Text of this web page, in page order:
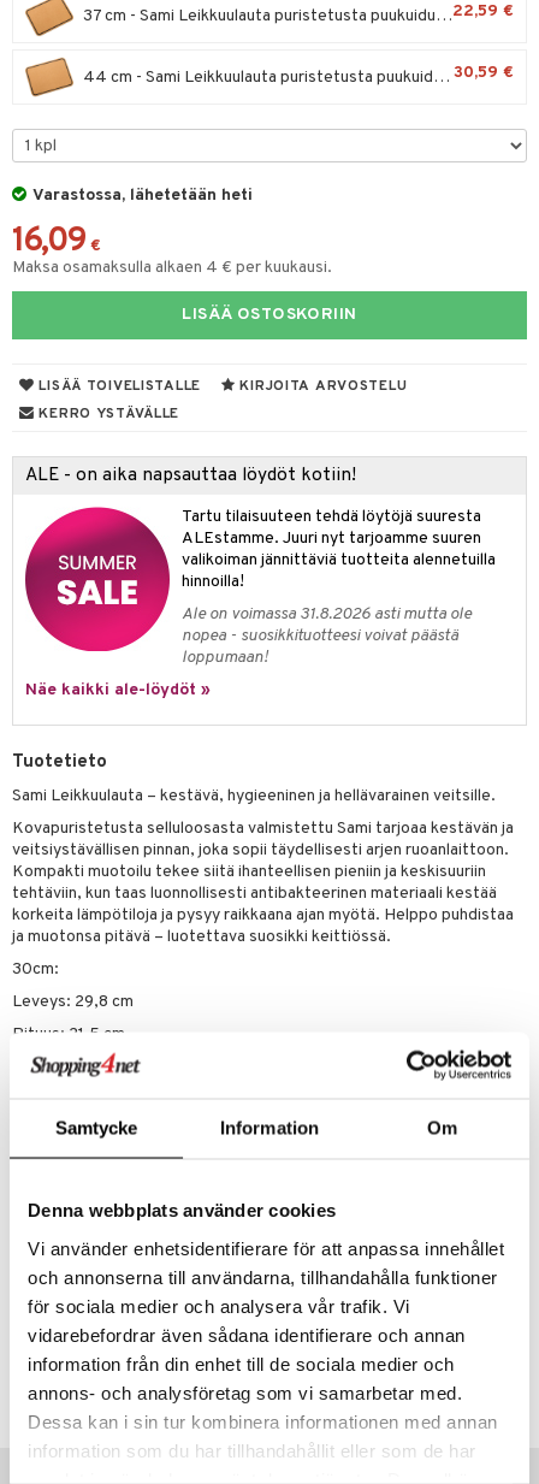
Samtycke Information Om
Denna webbplats använder cookies
Vi använder enhetsidentifierare för att anpassa innehållet
och annonserna till användarna, tillhandahålla funktioner
för sociala medier och analysera vår trafik. Vi
vidarebefordrar även sådana identifierare och annan
information från din enhet till de sociala medier och
annons- och analysföretag som vi samarbetar med.
Dessa kan i sin tur kombinera informationen med annan
information som du har tillhandahållit eller som de har
37 cm - Sami Leikkuulauta puristetusta puukuidusta 22,59 €
44 cm - Sami Leikkuulauta puristetusta puukuidusta 30,59 €
Varastossa, lähetetään heti
16,09 €
Maksa osamaksulla alkaen 4 € per kuukausi.
LISÄÄ OSTOSKORIIN
LISÄÄ TOIVELISTALLE
KIRJOITA ARVOSTELU
KERRO YSTÄVÄLLE
ALE - on aika napsauttaa löydöt kotiin!
Tartu tilaisuuteen tehdä löytöjä suuresta
ALEstamme. Juuri nyt tarjoamme suuren
valikoiman jännittäviä tuotteita alennetuilla
hinnoilla!
Ale on voimassa 31.8.2026 asti mutta ole
nopea - suosikkituotteesi voivat päästä
loppumaan!
Näe kaikki ale-löydöt »
Tuotetieto
Sami Leikkuulauta – kestävä, hygieeninen ja hellävarainen veitsille.
Kovapuristetusta selluloosasta valmistettu Sami tarjoaa kestävän ja
veitsiystävällisen pinnan, joka sopii täydellisesti arjen ruoanlaittoon.
Kompakti muotoilu tekee siitä ihanteellisen pieniin ja keskisuuriin
tehtäviin, kun taas luonnollisesti antibakteerinen materiaali kestää
korkeita lämpötiloja ja pysyy raikkaana ajan myötä. Helppo puhdistaa
ja muotonsa pitävä – luotettava suosikki keittiössä.
30cm:
Leveys: 29,8 cm
Pituus: 21,5 cm
37cm:
Pituus: 27,5cm
44cm:
Hoito-ohjeet: Konepesun kestävä
Tuotenumero
ITY75-30-XX
tarvikkeita
tekstiilit
koristelu
Saalit
& Tyynyliinat
& Peitot
& Korit
& Veistokset
Art
& Lyhdyt
& Hyllyt
& Koukut
& Korit
tekstiilit
tekstiilit
tekstiilit
& Tyynyliinat
hyönteissuoja
ruokinta
& Lyhdyt
& vastauksia